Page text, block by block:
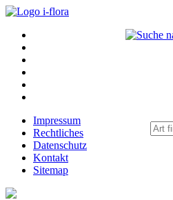
Impressum
Rechtliches
Datenschutz
Kontakt
Sitemap